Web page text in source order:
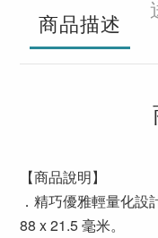
商品描述
【商品說明】
．精巧優雅輕量化
88 x 21.5 毫米。